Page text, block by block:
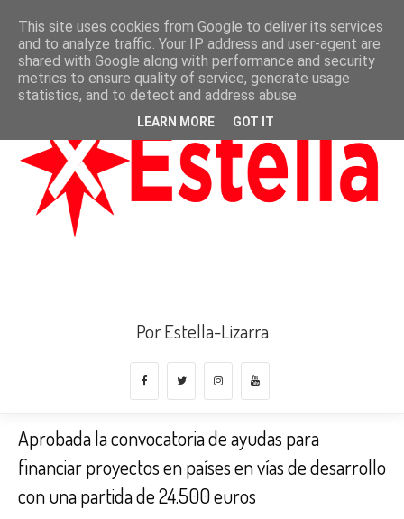
Por Estella-Lizarra
Aprobada la convocatoria de ayudas para
financiar proyectos en países en vías de desarrollo
con una partida de 24.500 euros
This site uses cookies from Google to deliver its services
and to analyze traffic. Your IP address and user-agent are
shared with Google along with performance and security
metrics to ensure quality of service, generate usage
statistics, and to detect and address abuse.
LEARN MORE GOT IT